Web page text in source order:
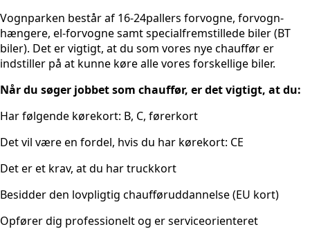
Vognparken består af 16-24pallers forvogne, forvogn-
hængere, el-forvogne samt specialfremstillede biler (BT
biler). Det er vigtigt, at du som vores nye chauffør er
indstiller på at kunne køre alle vores forskellige biler.
Når du søger jobbet som chauffør, er det vigtigt, at du:
Har følgende kørekort: B, C, førerkort
Det vil være en fordel, hvis du har kørekort: CE
Det er et krav, at du har truckkort
Besidder den lovpligtig chaufføruddannelse (EU kort)
Opfører dig professionelt og er serviceorienteret